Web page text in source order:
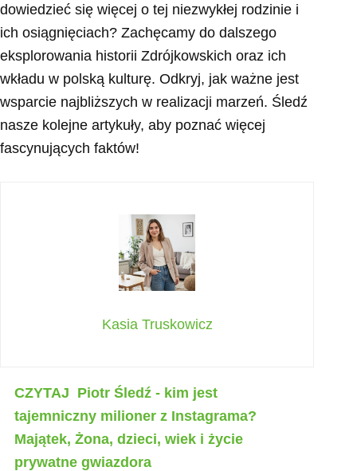
dowiedzieć się więcej o tej niezwykłej rodzinie i
ich osiągnięciach? Zachęcamy do dalszego
eksplorowania historii Zdrójkowskich oraz ich
wkładu w polską kulturę. Odkryj, jak ważne jest
wsparcie najbliższych w realizacji marzeń. Śledź
nasze kolejne artykuły, aby poznać więcej
fascynujących faktów!
Kasia Truskowicz
CZYTAJ Piotr Śledź - kim jest
tajemniczny milioner z Instagrama?
Majątek, Żona, dzieci, wiek i życie
prywatne gwiazdora